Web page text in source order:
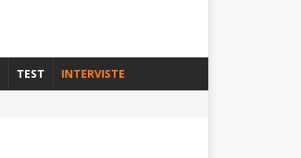
TEST INTERVISTE